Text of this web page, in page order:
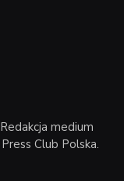
medium
Club Polska.